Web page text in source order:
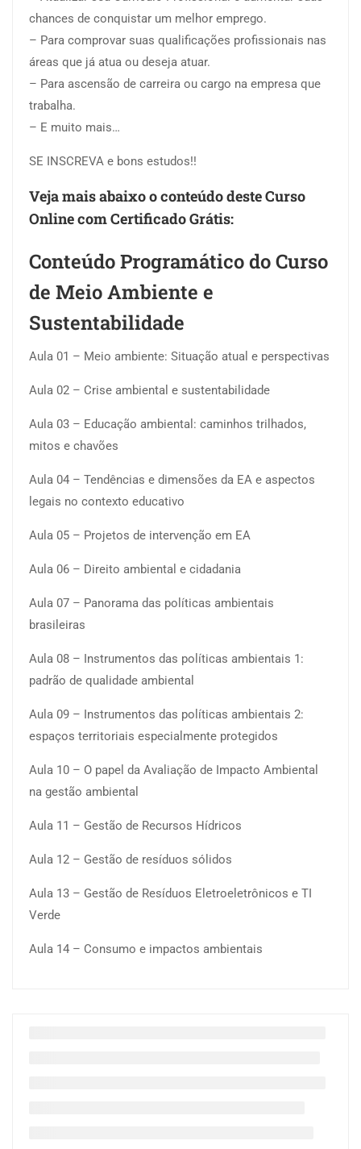
chances de conquistar um melhor emprego.
– Para comprovar suas qualificações profissionais nas
áreas que já atua ou deseja atuar.
– Para ascensão de carreira ou cargo na empresa que
trabalha.
– E muito mais…
SE INSCREVA e bons estudos!!
Veja mais abaixo o conteúdo deste Curso
Online com Certificado Grátis:
Conteúdo Programático do Curso
de Meio Ambiente e
Sustentabilidade
Aula 01 – Meio ambiente: Situação atual e perspectivas
Aula 02 – Crise ambiental e sustentabilidade
Aula 03 – Educação ambiental: caminhos trilhados,
mitos e chavões
Aula 04 – Tendências e dimensões da EA e aspectos
legais no contexto educativo
Aula 05 – Projetos de intervenção em EA
Aula 06 – Direito ambiental e cidadania
Aula 07 – Panorama das políticas ambientais
brasileiras
Aula 08 – Instrumentos das políticas ambientais 1:
padrão de qualidade ambiental
Aula 09 – Instrumentos das políticas ambientais 2:
espaços territoriais especialmente protegidos
Aula 10 – O papel da Avaliação de Impacto Ambiental
na gestão ambiental
Aula 11 – Gestão de Recursos Hídricos
Aula 12 – Gestão de resíduos sólidos
Aula 13 – Gestão de Resíduos Eletroeletrônicos e TI
Verde
Aula 14 – Consumo e impactos ambientais